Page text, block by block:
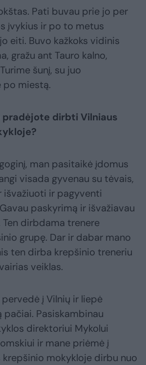
Pati buvau prie jo per
įvykius ir po to metus
eiti. Buvo kažkoks vidinis
gražu ant Tauro kalno,
šunį, su juo
miestą.
pradėjote dirbti Vilniaus
man pasitaikė įdomus
visada gyvenau su tėvais,
išvažiuoti ir pagyventi
paskyrimą ir išvažiavau
dirbdama trenere
grupę. Dar ir dabar mano
ten dirba krepšinio treneriu
veiklas.
į Vilnių ir liepė
Pasiskambinau
direktoriui Mykolui
ir mane priėmė į
krepšinio mokykloje dirbu nuo